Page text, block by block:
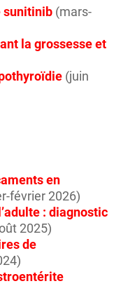
sunitinib (mars-
la grossesse et
(juin
en
février 2026)
: diagnostic
2025)
de